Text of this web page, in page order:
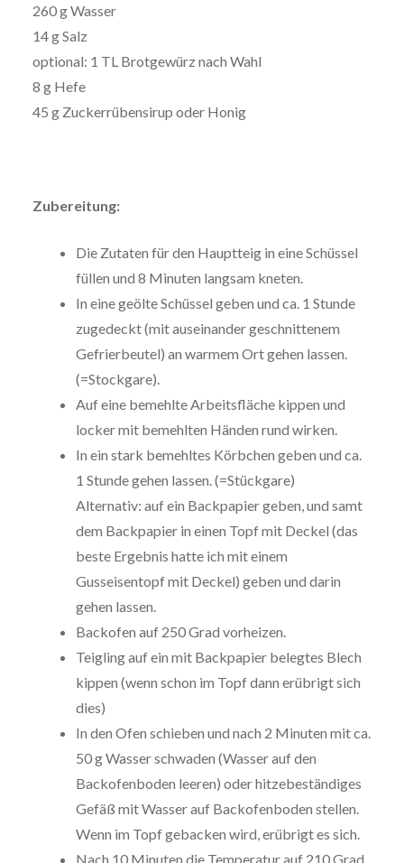
260 g Wasser
14 g Salz
optional: 1 TL Brotgewürz nach Wahl
8 g Hefe
45 g Zuckerrübensirup oder Honig
Zubereitung:
Die Zutaten für den Hauptteig in eine Schüssel
füllen und 8 Minuten langsam kneten.
In eine geölte Schüssel geben und ca. 1 Stunde
zugedeckt (mit auseinander geschnittenem
Gefrierbeutel) an warmem Ort gehen lassen.
(=Stockgare).
Auf eine bemehlte Arbeitsfläche kippen und
locker mit bemehlten Händen rund wirken.
In ein stark bemehltes Körbchen geben und ca.
1 Stunde gehen lassen. (=Stückgare)
Alternativ: auf ein Backpapier geben, und samt
dem Backpapier in einen Topf mit Deckel (das
beste Ergebnis hatte ich mit einem
Gusseisentopf mit Deckel) geben und darin
gehen lassen.
Backofen auf 250 Grad vorheizen.
Teigling auf ein mit Backpapier belegtes Blech
kippen (wenn schon im Topf dann erübrigt sich
dies)
In den Ofen schieben und nach 2 Minuten mit ca.
50 g Wasser schwaden (Wasser auf den
Backofenboden leeren) oder hitzebeständiges
Gefäß mit Wasser auf Backofenboden stellen.
Wenn im Topf gebacken wird, erübrigt es sich.
Nach 10 Minuten die Temperatur auf 210 Grad